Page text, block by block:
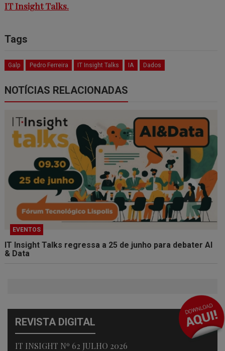
IT Insight Talks.
Tags
Galp Pedro Ferreira IT Insight Talks IA Dados
NOTÍCIAS RELACIONADAS
EVENTOS
IT Insight Talks regressa a 25 de junho para debater AI
& Data
REVISTA DIGITAL
IT INSIGHT Nº 62 JULHO 2026